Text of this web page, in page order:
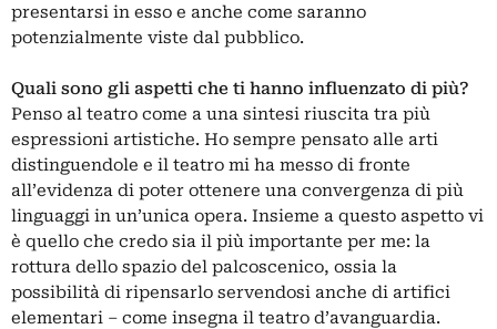
presentarsi in esso e anche come saranno
potenzialmente viste dal pubblico.
Quali sono gli aspetti che ti hanno influenzato di più?
Penso al teatro come a una sintesi riuscita tra più
espressioni artistiche. Ho sempre pensato alle arti
distinguendole e il teatro mi ha messo di fronte
all’evidenza di poter ottenere una convergenza di più
linguaggi in un’unica opera. Insieme a questo aspetto vi
è quello che credo sia il più importante per me: la
rottura dello spazio del palcoscenico, ossia la
possibilità di ripensarlo servendosi anche di artifici
elementari – come insegna il teatro d’avanguardia.